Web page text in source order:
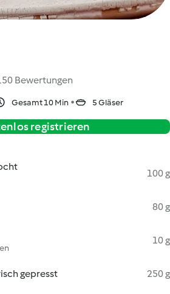
Bewertungen
Gesamt 10 Min 5 Gläser
registrieren
100 g
80 g
10 g
gepresst 250 g